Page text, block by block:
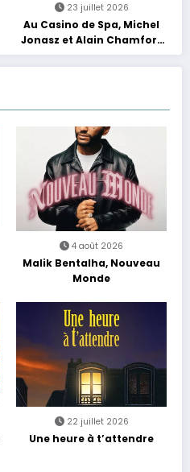
23 juillet 2026
Au Casino de Spa, Michel
Jonasz et Alain Chamfort
célèbrent le temps qui
passe… sans jamais céder
4 août 2026
Malik Bentalha, Nouveau
Monde
22 juillet 2026
Une heure à t’attendre